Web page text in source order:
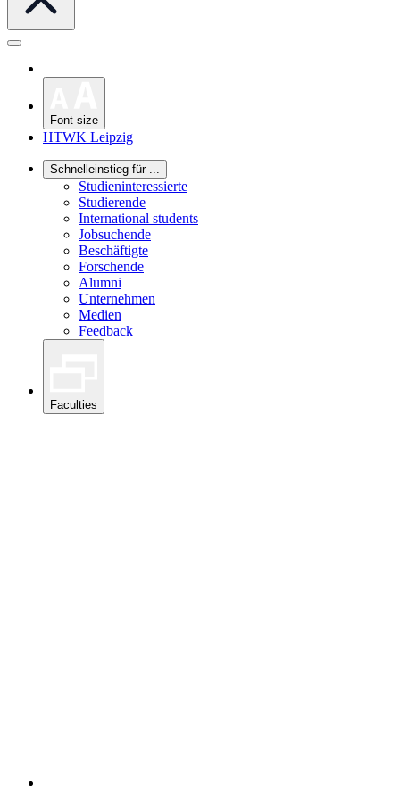
Font size
HTWK Leipzig
Schnelleinstieg für ...
Studieninteressierte
Studierende
International students
Jobsuchende
Beschäftigte
Forschende
Alumni
Unternehmen
Medien
Feedback
Faculties